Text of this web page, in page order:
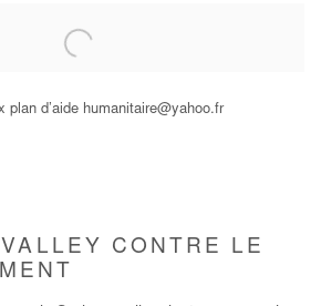
d’aide humanitaire@yahoo.fr
CONTRE LE